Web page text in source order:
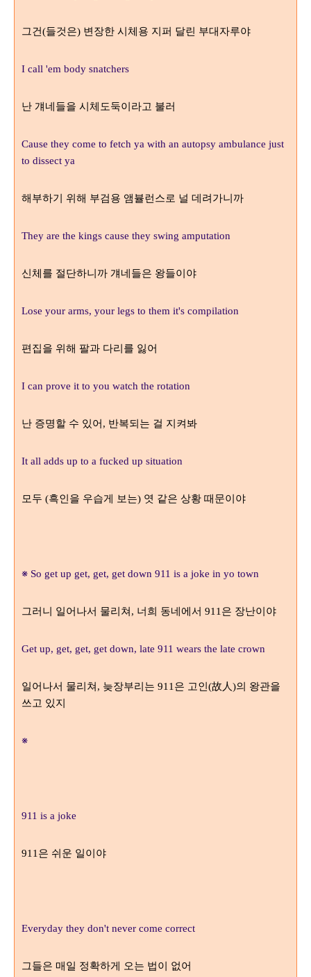
그건(들것은) 변장한 시체용 지퍼 달린 부대자루야
I call 'em body snatchers
난 걔네들을 시체도둑이라고 불러
Cause they come to fetch ya with an autopsy ambulance just
to dissect ya
해부하기 위해 부검용 앰뷸런스로 널 데려가니까
They are the kings cause they swing amputation
신체를 절단하니까 걔네들은 왕들이야
Lose your arms, your legs to them it's compilation
편집을 위해 팔과 다리를 잃어
I can prove it to you watch the rotation
난 증명할 수 있어, 반복되는 걸 지켜봐
It all adds up to a fucked up situation
모두 (흑인을 우습게 보는) 엿 같은 상황 때문이야
※ So get up get, get, get down 911 is a joke in yo town
그러니 일어나서 물리쳐, 너희 동네에서 911 은 장난이야
Get up, get, get, get down, late 911 wears the late crown
일어나서 물리쳐, 늦장부리는 911 은 고인(故人)의 왕관을
쓰고 있지
※
911 is a joke
911 은 쉬운 일이야
Everyday they don't never come correct
그들은 매일 정확하게 오는 법이 없어